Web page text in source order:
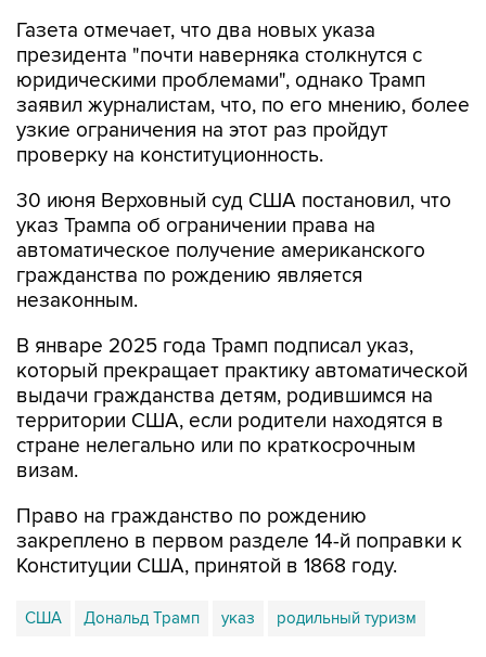
Газета отмечает, что два новых указа
президента "почти наверняка столкнутся с
юридическими проблемами", однако Трамп
заявил журналистам, что, по его мнению, более
узкие ограничения на этот раз пройдут
проверку на конституционность.
30 июня Верховный суд США постановил, что
указ Трампа об ограничении права на
автоматическое получение американского
гражданства по рождению является
незаконным.
В январе 2025 года Трамп подписал указ,
который прекращает практику автоматической
выдачи гражданства детям, родившимся на
территории США, если родители находятся в
стране нелегально или по краткосрочным
визам.
Право на гражданство по рождению
закреплено в первом разделе 14-й поправки к
Конституции США, принятой в 1868 году.
США Дональд Трамп указ родильный туризм